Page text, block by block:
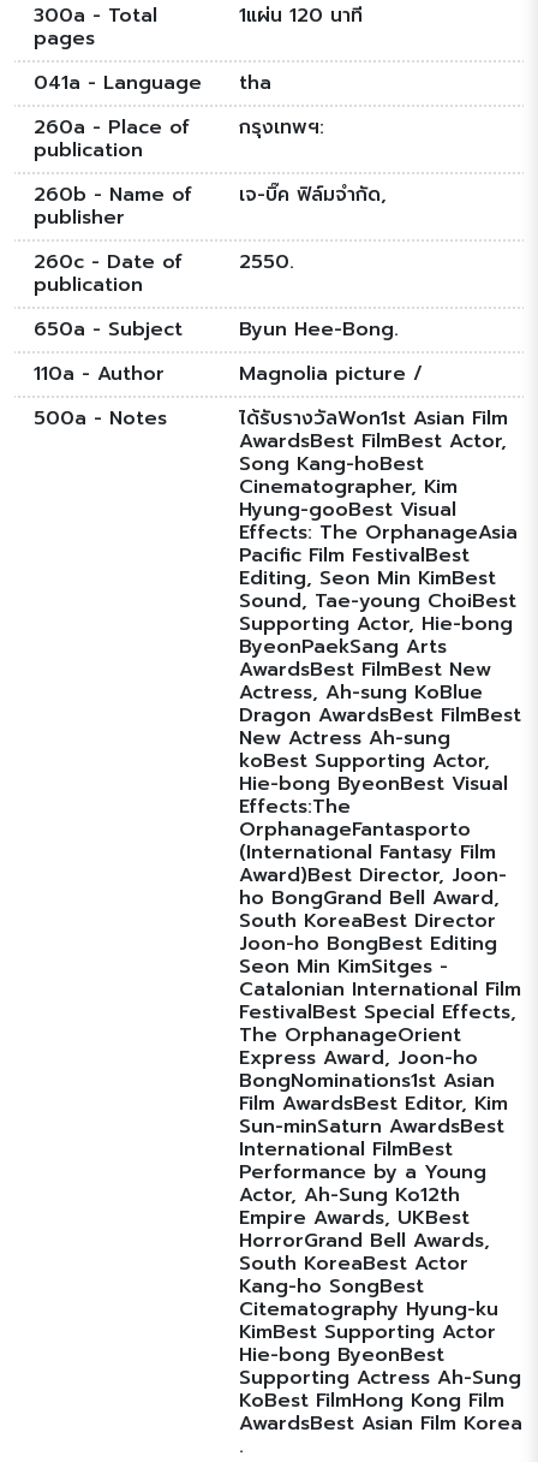
300a - Total
pages
1แผ่น 120 นาที
041a - Language
tha
260a - Place of
publication
กรุงเทพฯ:
260b - Name of
publisher
เจ-บิ๊ค ฟิล์มจำกัด,
260c - Date of
publication
2550.
650a - Subject
Byun Hee-Bong.
110a - Author
Magnolia picture /
500a - Notes
ได้รับรางวัลWon1st Asian Film
AwardsBest FilmBest Actor,
Song Kang-hoBest
Cinematographer, Kim
Hyung-gooBest Visual
Effects: The OrphanageAsia
Pacific Film FestivalBest
Editing, Seon Min KimBest
Sound, Tae-young ChoiBest
Supporting Actor, Hie-bong
ByeonPaekSang Arts
AwardsBest FilmBest New
Actress, Ah-sung KoBlue
Dragon AwardsBest FilmBest
New Actress Ah-sung
koBest Supporting Actor,
Hie-bong ByeonBest Visual
Effects:The
OrphanageFantasporto
(International Fantasy Film
Award)Best Director, Joon-
ho BongGrand Bell Award,
South KoreaBest Director
Joon-ho BongBest Editing
Seon Min KimSitges -
Catalonian International Film
FestivalBest Special Effects,
The OrphanageOrient
Express Award, Joon-ho
BongNominations1st Asian
Film AwardsBest Editor, Kim
Sun-minSaturn AwardsBest
International FilmBest
Performance by a Young
Actor, Ah-Sung Ko12th
Empire Awards, UKBest
HorrorGrand Bell Awards,
South KoreaBest Actor
Kang-ho SongBest
Citematography Hyung-ku
KimBest Supporting Actor
Hie-bong ByeonBest
Supporting Actress Ah-Sung
KoBest FilmHong Kong Film
AwardsBest Asian Film Korea
.